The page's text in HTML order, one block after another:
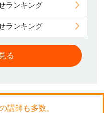
ランキング
ランキング
る
講師も多数。